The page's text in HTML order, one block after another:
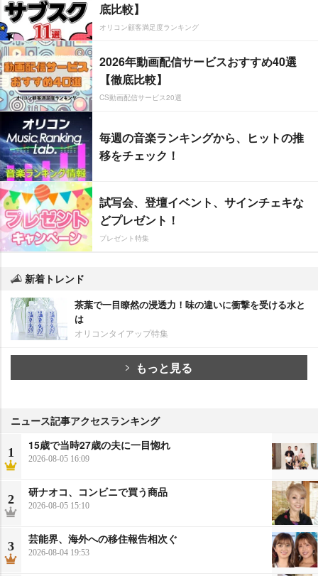
底比較】
オリコン顧客満足度ランキング
2026年動画配信サービスおすすめ40選
【徹底比較】
CS動画配信サービス20選
毎週の音楽ランキングから、ヒットの推
移をチェック！
試写会、登壇イベント、サインチェキな
どプレゼント！
プレゼント特集
新着トレンド
茶葉で一目瞭然の浸透力！味の違いに衝撃を受ける水と
は
オリコンタイアップ特集
もっと見る
ニュース記事アクセスランキング
1
15歳で当時27歳の夫に一目惚れ
2026-08-05 16:09
2
研ナオコ、コンビニで買う商品
2026-08-05 15:10
3
芸能界、海外への移住報告相次ぐ
2026-08-04 19:53